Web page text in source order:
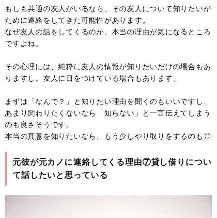
もしも共通の友人がいるなら、その友人について知りたいが
ために連絡をしてきた可能性があります。
なぜ友人の話をしてくるのか、本当の理由が気になるところ
ですよね。
その心理には、純粋に友人の情報が知りたいだけの場合もあ
りますし、友人に目をつけている場合もあります。
まずは「なんで？」と知りたい理由を聞くのもいいですし、
あまり関わりたくないなら「知らない」と一言伝えてしまう
のも良さそうです。
本当の真意を知りたいなら、もう少しやり取りをするのも◎
元彼が元カノに連絡してくる理由⑦貸し借りについ
て話したいと思っている